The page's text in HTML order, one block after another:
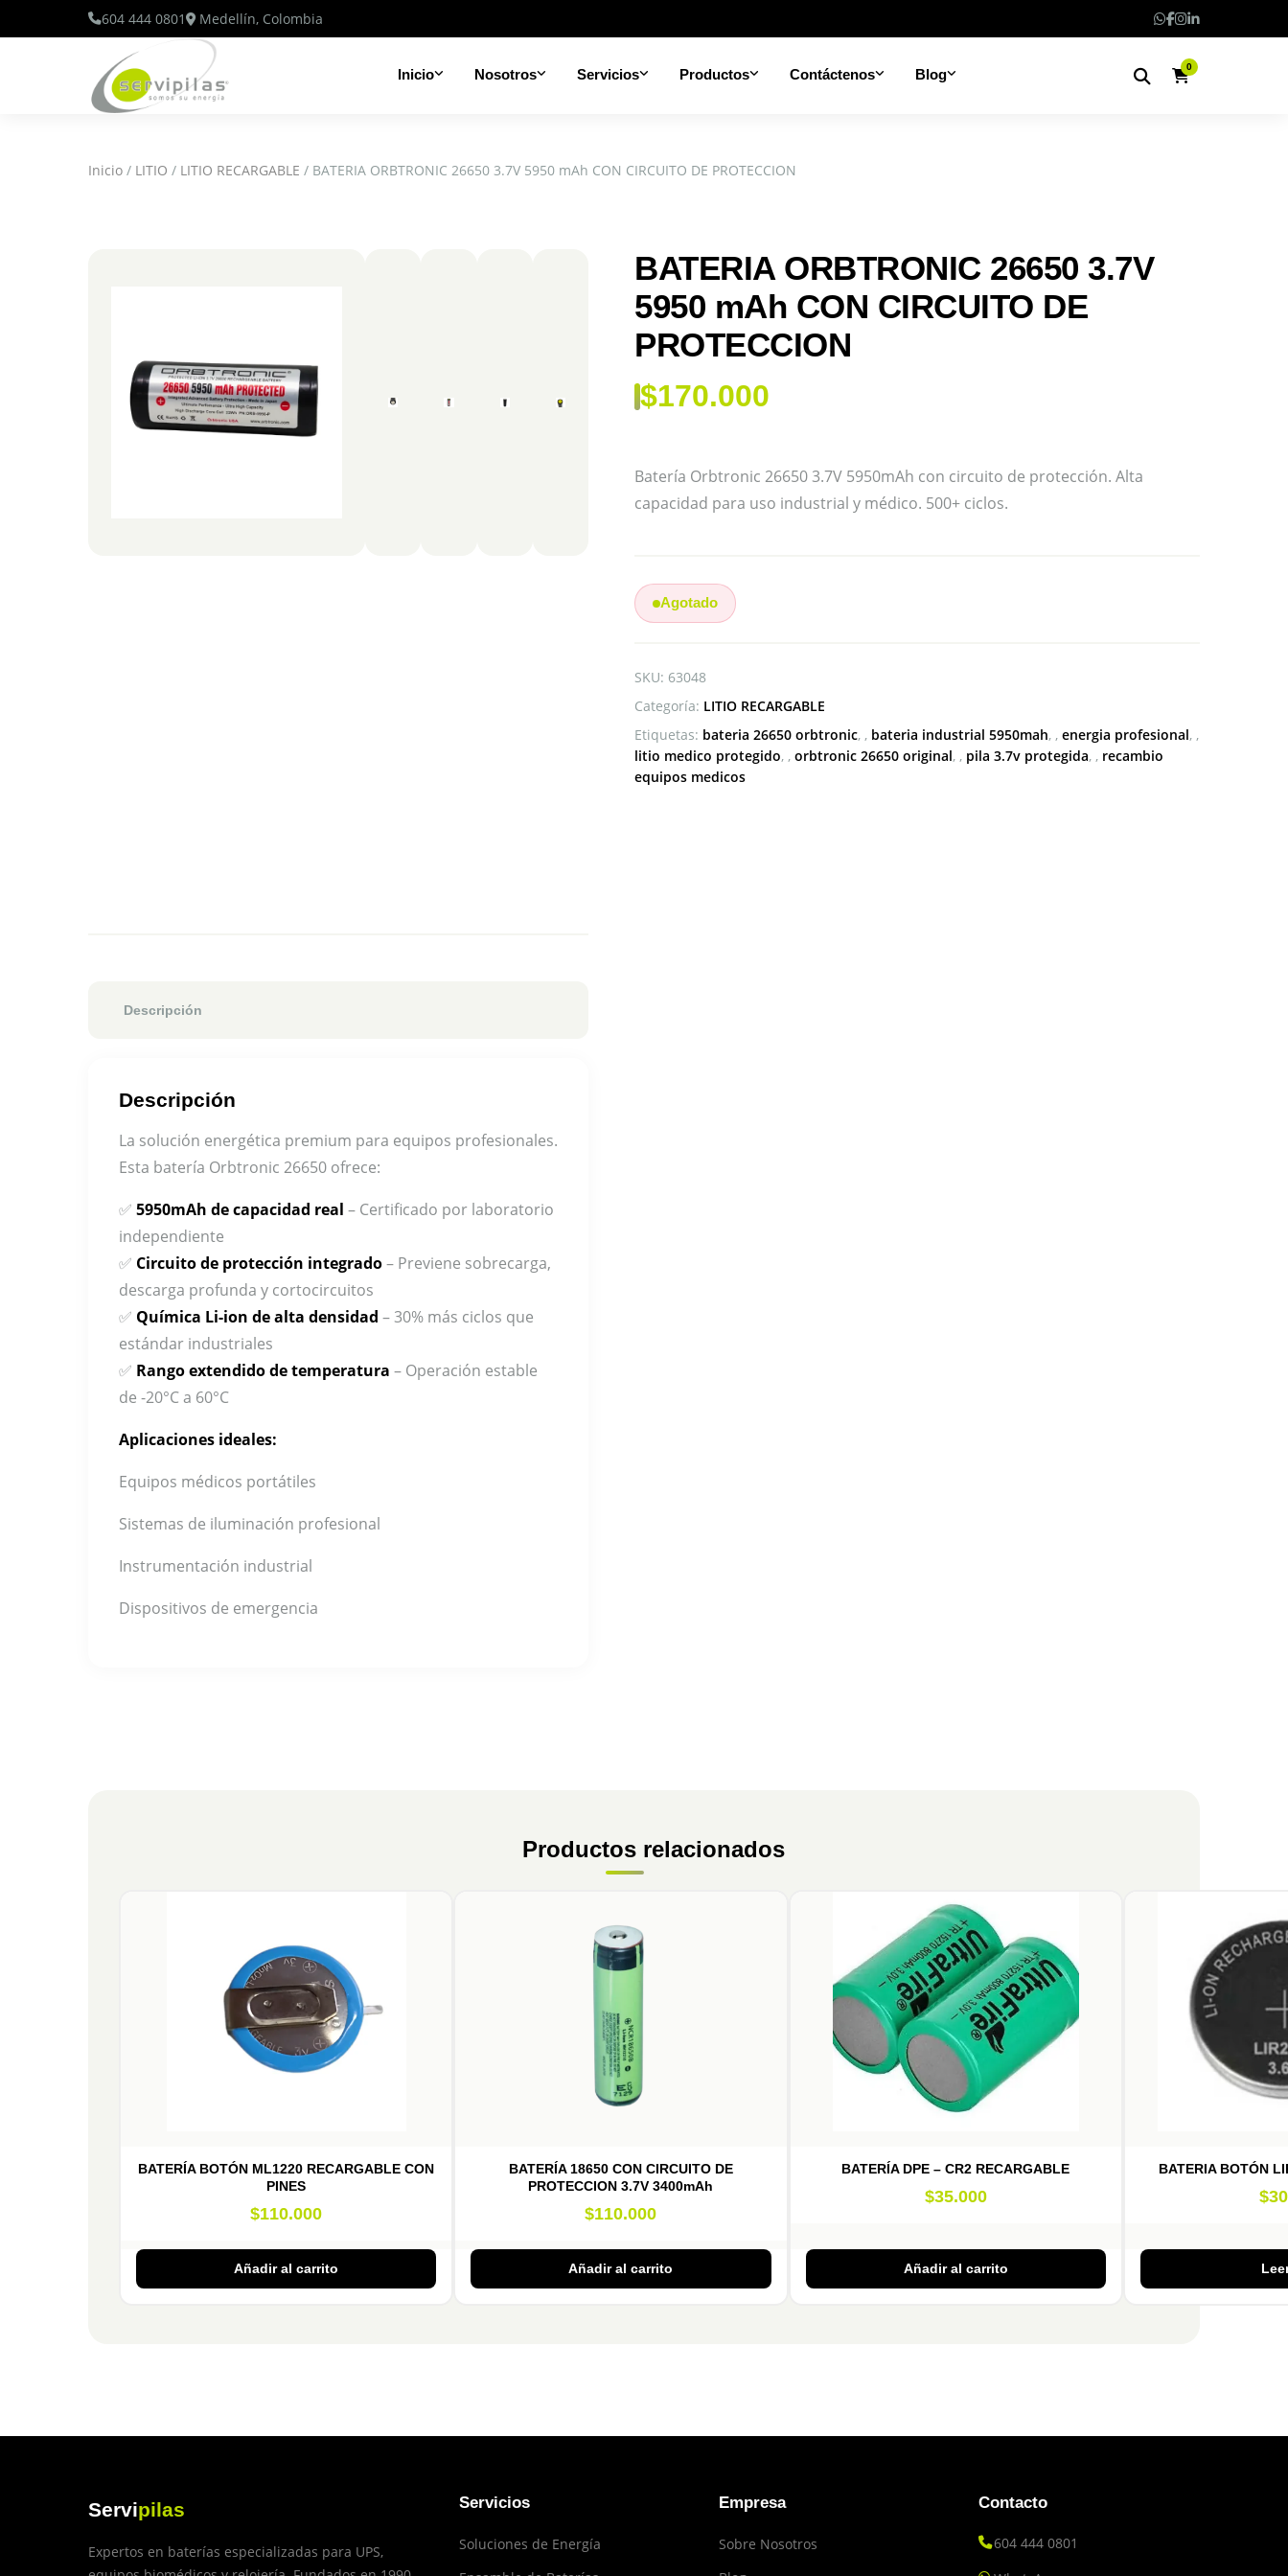
604 444 0801 Medellín, Colombia
Inicio Nosotros Servicios Productos Contáctenos Blog 0
Inicio / LITIO / LITIO RECARGABLE / BATERIA ORBTRONIC 26650 3.7V 5950 mAh CON CIRCUITO DE PROTECCION
BATERIA ORBTRONIC 26650 3.7V
5950 mAh CON CIRCUITO DE
PROTECCION
$170.000
Batería Orbtronic 26650 3.7V 5950mAh con circuito de protección. Alta
capacidad para uso industrial y médico. 500+ ciclos.
Agotado
SKU: 63048
Categoría: LITIO RECARGABLE
Etiquetas: bateria 26650 orbtronic , bateria industrial 5950mah , energia profesional ,
litio medico protegido , orbtronic 26650 original , pila 3.7v protegida , recambio
equipos medicos
Descripción
Descripción
La solución energética premium para equipos profesionales.
Esta batería Orbtronic 26650 ofrece:
✅ 5950mAh de capacidad real – Certificado por laboratorio
independiente
✅ Circuito de protección integrado– Previene sobrecarga,
descarga profunda y cortocircuitos
✅ Química Li-ion de alta densidad – 30% más ciclos que
estándar industriales
✅ Rango extendido de temperatura – Operación estable
de -20°C a 60°C
Aplicaciones ideales:
Equipos médicos portátiles
Sistemas de iluminación profesional
Instrumentación industrial
Dispositivos de emergencia
Productos relacionados
BATERÍA BOTÓN ML1220 RECARGABLE CON
PINES
$110.000
Añadir al carrito
BATERÍA 18650 CON CIRCUITO DE
PROTECCION 3.7V 3400mAh
$110.000
Añadir al carrito
BATERÍA DPE – CR2 RECARGABLE
$35.000
Añadir al carrito
BATERIA BOTÓN
$
Servipilas
Expertos en baterías especializadas para UPS,
Servicios
Soluciones de Energía
Empresa
Sobre Nosotros
Contacto
604 444 0801